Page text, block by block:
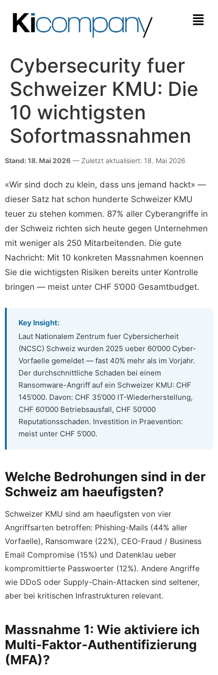
Cybersecurity fuer
Schweizer KMU: Die
10 wichtigsten
Sofortmassnahmen
Stand: 18. Mai 2026 — Zuletzt aktualisiert: 18. Mai 2026
«Wir sind doch zu klein, dass uns jemand hackt» —
dieser Satz hat schon hunderte Schweizer KMU
teuer zu stehen kommen. 87% aller Cyberangriffe in
der Schweiz richten sich heute gegen Unternehmen
mit weniger als 250 Mitarbeitenden. Die gute
Nachricht: Mit 10 konkreten Massnahmen koennen
Sie die wichtigsten Risiken bereits unter Kontrolle
bringen — meist unter CHF 5’000 Gesamtbudget.
Key Insight:
Laut Nationalem Zentrum fuer Cybersicherheit
(NCSC) Schweiz wurden 2025 ueber 60’000 Cyber-
Vorfaelle gemeldet — fast 40% mehr als im Vorjahr.
Der durchschnittliche Schaden bei einem
Ransomware-Angriff auf ein Schweizer KMU: CHF
145’000. Davon: CHF 35’000 IT-Wiederherstellung,
CHF 60’000 Betriebsausfall, CHF 50’000
Reputationsschaden. Investition in Praevention:
meist unter CHF 5’000.
Welche Bedrohungen sind in der
Schweiz am haeufigsten?
Schweizer KMU sind am haeufigsten von vier
Angriffsarten betroffen: Phishing-Mails (44% aller
Vorfaelle), Ransomware (22%), CEO-Fraud / Business
Email Compromise (15%) und Datenklau ueber
kompromittierte Passwoerter (12%). Andere Angriffe
wie DDoS oder Supply-Chain-Attacken sind seltener,
aber bei kritischen Infrastrukturen relevant.
Massnahme 1: Wie aktiviere ich
Multi-Faktor-Authentifizierung
(MFA)?